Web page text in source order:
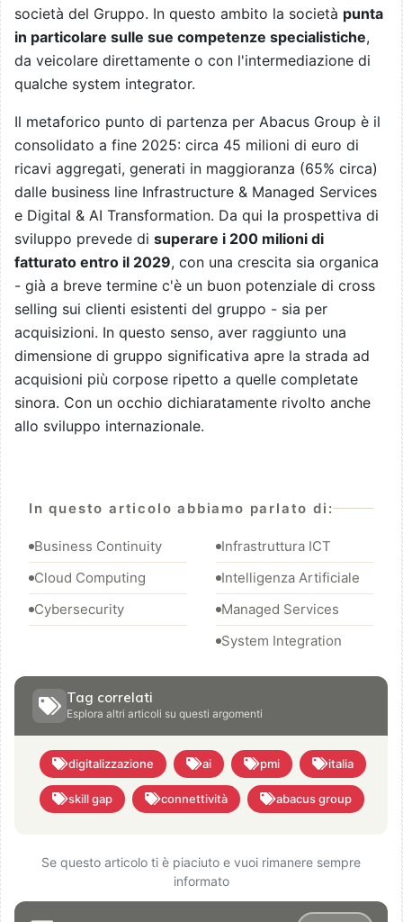
società del Gruppo. In questo ambito la società punta
in particolare sulle sue competenze specialistiche,
da veicolare direttamente o con l'intermediazione di
qualche system integrator.
Il metaforico punto di partenza per Abacus Group è il
consolidato a fine 2025: circa 45 milioni di euro di
ricavi aggregati, generati in maggioranza (65% circa)
dalle business line Infrastructure & Managed Services
e Digital & AI Transformation. Da qui la prospettiva di
sviluppo prevede di superare i 200 milioni di
fatturato entro il 2029, con una crescita sia organica
- già a breve termine c'è un buon potenziale di cross
selling sui clienti esistenti del gruppo - sia per
acquisizioni. In questo senso, aver raggiunto una
dimensione di gruppo significativa apre la strada ad
acquisioni più corpose ripetto a quelle completate
sinora. Con un occhio dichiaratamente rivolto anche
allo sviluppo internazionale.
In questo articolo abbiamo parlato di:
Business Continuity
Cloud Computing
Cybersecurity
Infrastruttura ICT
Intelligenza Artificiale
Managed Services
System Integration
Tag correlati
Esplora altri articoli su questi argomenti
digitalizzazione ai pmi italia
skill gap connettività abacus group
Se questo articolo ti è piaciuto e vuoi rimanere sempre
informato